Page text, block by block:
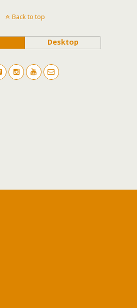
Back to top
Desktop